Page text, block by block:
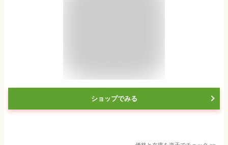
ショップでみる